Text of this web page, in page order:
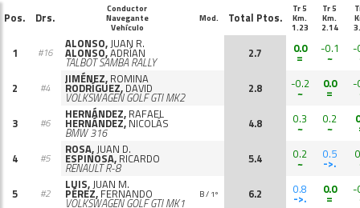
Pos. Drs.
Conductor
Navegante
Vehículo
Mod. Total Ptos.
Tr 5
Km.
1.23
Tr 5
Km.
2.14
1 #16
ALONSO,JUAN R.
ALONSO,ADRÍAN
TALBOT SAMBA RALLY
2.7 0.0
=
-0.1
~
-
2
#4
JIMÉNEZ, ROMINA
RODRÍGUEZ, DAVID
VOLKSWAGEN GOLF GTI MK2
2.8 -0.2
~
0.0
=
-
3
#6
HERNÁNDEZ, RAFAEL
HERNÁNDEZ, NICOLÁS
BMW 316
4.8 0.3
~
0.2
~
4
#5
ROSA,JUAN D.
ESPINOSA, RICARDO
RENAULT R-8
5.4 0.2
~
0.5
->.
5
#2
LUIS,JUAN M.
PÉREZ, FERNANDO
VOLKSWAGEN GOLF GTI MK1
B / 1º 6.2 0.8
->.
0.0
=
-